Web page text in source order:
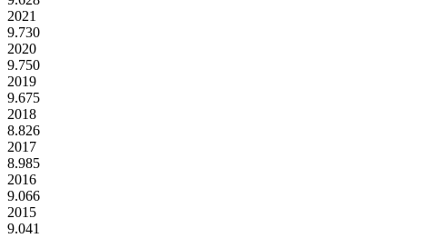
2021
9.730
2020
9.750
2019
9.675
2018
8.826
2017
8.985
2016
9.066
2015
9.041